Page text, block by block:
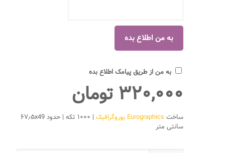
به من از طریق پیامک اطلاع بده
۳۲۰,۰۰۰ تومان
ساخت Eurographics یوروگرافیک
| ۱۰۰۰ تکه | حدود ۶۷٫۵x49
سانتی متر